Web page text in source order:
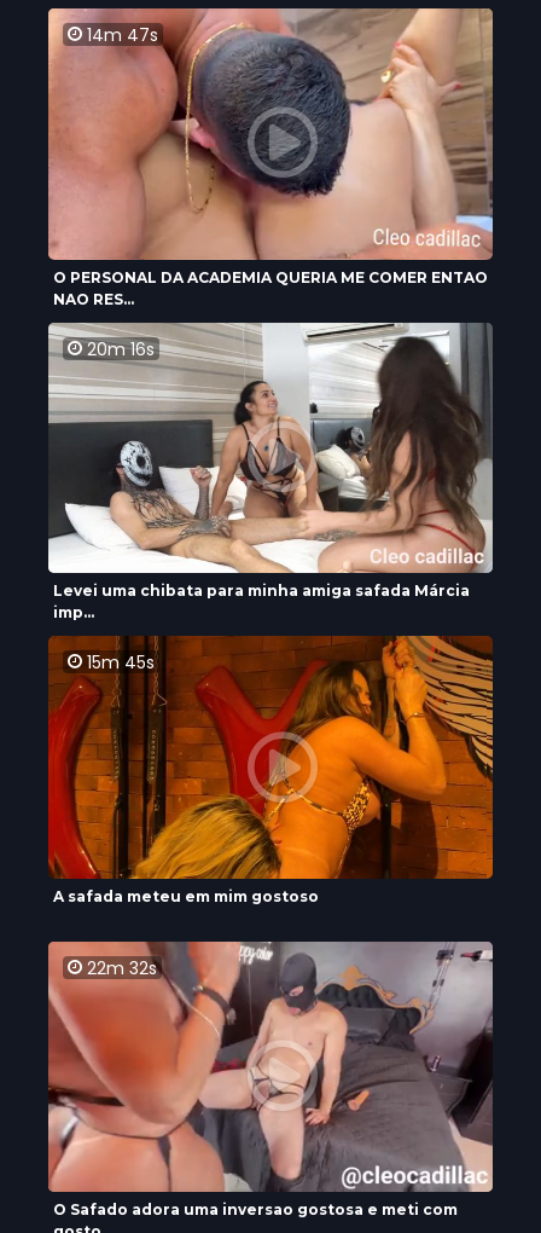
14m 47s
O PERSONAL DA ACADEMIA QUERIA ME COMER ENTAO
NAO RES...
20m 16s
Levei uma chibata para minha amiga safada Márcia
imp...
15m 45s
A safada meteu em mim gostoso
22m 32s
O Safado adora uma inversao gostosa e meti com